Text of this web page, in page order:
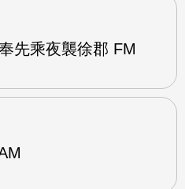
先乘夜襲徐郡 FM